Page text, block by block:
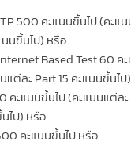
500 คะแนนขึ้นไป (คะแ
นขึ้นไป) หรือ
Based Test 60 ค
แต่ละ Part 15 คะแนนขึ้นไ
คะแนนขึ้นไป (คะแนนแต่ล
ไป) หรือ
คะแนนขึ้นไป หรือ